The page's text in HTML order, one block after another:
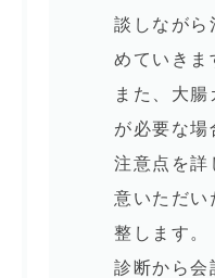
談しながら
めていきま
また、大
が必要な場
注意点を詳
意いただい
整します。
診断から会